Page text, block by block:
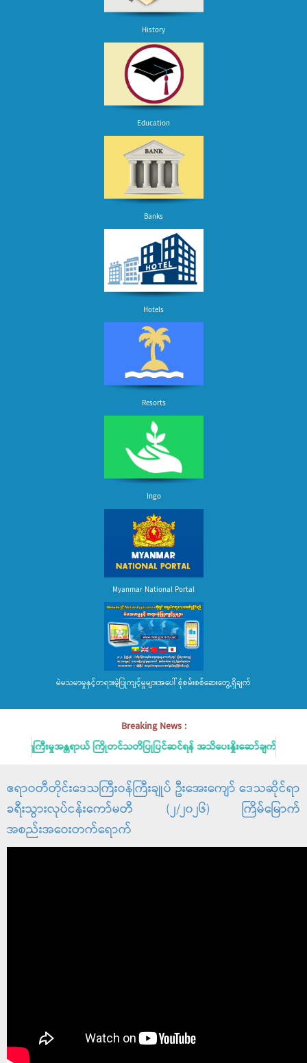
History
Education
Banks
Hotels
Resorts
Ingo
Myanmar National Portal
မဲမသမာမှုနှင့်တရားမဲ့ပြုကျင့်မှုများအပေါ် စုံစမ်းစစ်ဆေးတွေ့ရှိချက်
Breaking News :
စ်ရေကြီးမှုအန္တရာယ် ကြိုတင်သတိပြုပြင်ဆင်ရန် အသိပေးနှိုးဆော်ချက်
ဧရာဝတီတိုင်းဒေသကြီးဝန်ကြီးချုပ် ဦးအေးကျော် ဒေသဆိုင်ရာ
ခရီးသွားလုပ်ငန်းကော်မတီ (၂/၂၀၂၆) ကြိမ်မြောက်
အစည်းအဝေးတက်ရောက်